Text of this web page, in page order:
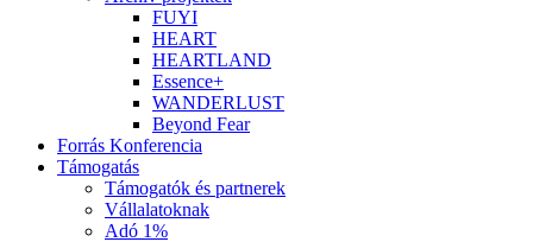
FUYI
HEART
HEARTLAND
Essence+
WANDERLUST
Beyond Fear
Forrás Konferencia
Támogatás
Támogatók és partnerek
Vállalatoknak
Adó 1%